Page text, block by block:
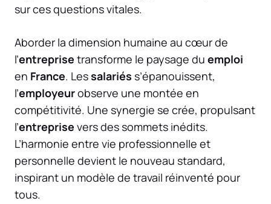
sur ces questions vitales.
Aborder la dimension humaine au cœur de
l’entreprise transforme le paysage du emploi
en France. Lessalariés s’épanouissent,
l’employeurobserve une montée en
compétitivité. Une synergie se crée, propulsant
l’entreprise vers des sommets inédits.
L’harmonie entre vie professionnelle et
personnelle devient le nouveau standard,
inspirant un modèle de travail réinventé pour
tous.